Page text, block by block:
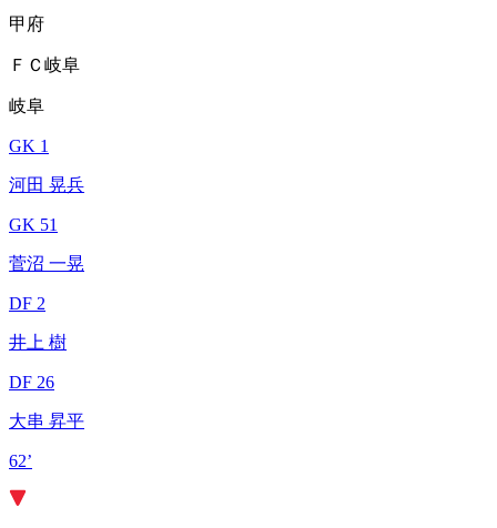
甲府
ＦＣ岐阜
岐阜
GK 1
河田 晃兵
GK 51
菅沼 一晃
DF 2
井上 樹
DF 26
大串 昇平
62’